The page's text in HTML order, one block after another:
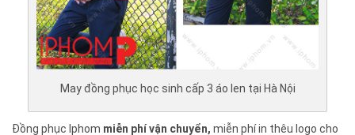
May đồng phục học sinh cấp 3 áo len tại Hà Nội
Đồng phục Iphom miễn phí vận chuyển, miễn phí in thêu logo cho